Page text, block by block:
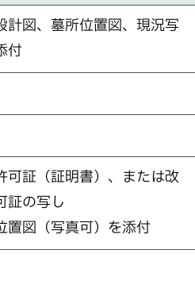
計図、墓所位置図、現況写
付
可証（証明書）、または改
証の写し
置図（写真可）を添付